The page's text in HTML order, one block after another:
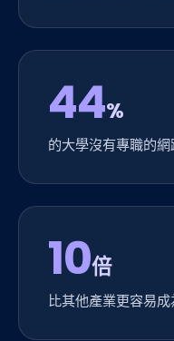
44%
的大學沒有專職的網
10倍
比其他產業更容易